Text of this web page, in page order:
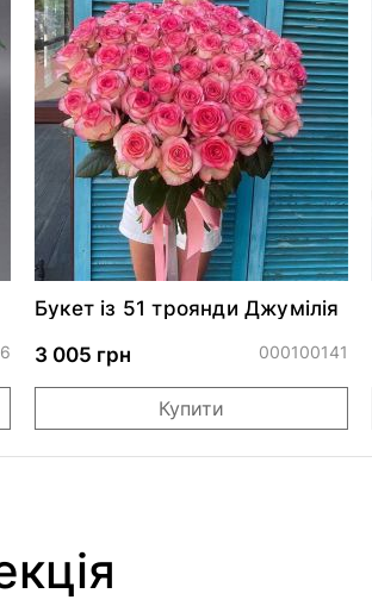
Букет із 51 троянди Джумілія
3 005 грн
000100141
Купити